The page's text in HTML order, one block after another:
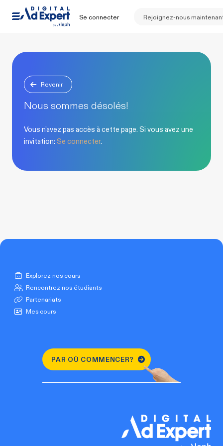
Se connecter Rejoignez-nous
Revenir
Nous sommes désolés!
Vous n'avez pas accès à cette page. Si vous avez une
invitation: Se connecter.
Explorez nos cours
Rencontrez nos étudiants
Partenariats
Mes cours
PAR OÙ COMMENCER?